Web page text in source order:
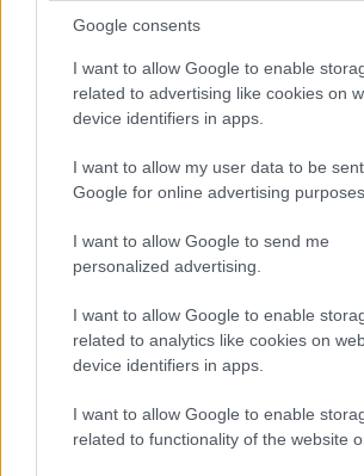
Google consents
I want to allow Google to enable
related to advertising like cookies on
device identifiers in apps.
I want to allow my user data to be
Google for online advertising purposes.
I want to allow Google to send me
personalized advertising.
I want to allow Google to enable
related to analytics like cookies on
device identifiers in apps.
I want to allow Google to enable
related to functionality of the website
Roman Polanskieredeti, nagy
állította színre a PS Produkció a
2007-ben. A Vámpírok bálja musical